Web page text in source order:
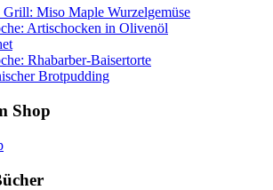
Grill: Miso Maple Wurzelgemüse
Artischocken in Olivenöl
Rhabarber-Baisertorte
Brotpudding
Shop